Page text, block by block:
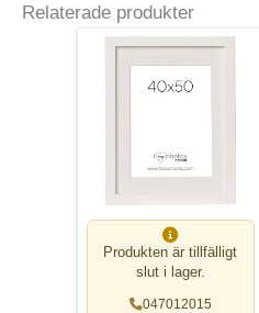
Relaterade produkter
Produkten är tillfälligt
slut i lager.
047012015